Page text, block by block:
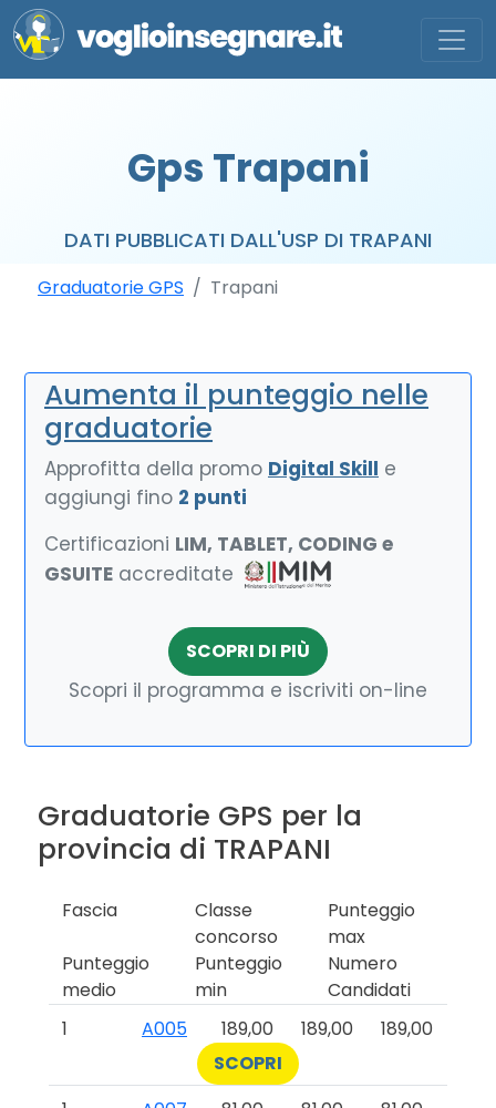
Gps Trapani
DATI PUBBLICATI DALL'USP DI TRAPANI
Graduatorie GPS Trapani
Aumenta il punteggio nelle
graduatorie
Approfitta della promo Digital Skill e
aggiungi fino 2 punti
Certificazioni LIM, TABLET, CODING e
GSUITE accreditate
SCOPRI DI PIÙ
Scopri il programma e iscriviti on-line
Graduatorie GPS per la
provincia di TRAPANI
Fascia
Classe
concorso
Punteggio
max
Punteggio
medio
Punteggio
min
Numero
Candidati
1
A005 189,00 189,00
189,00
SCOPRI